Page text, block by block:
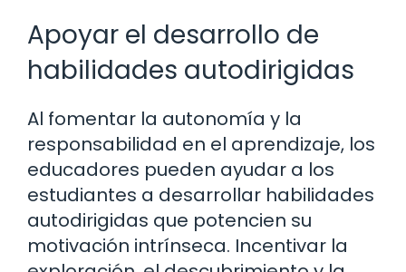
Apoyar el desarrollo de
habilidades autodirigidas
Al fomentar la autonomía y la
responsabilidad en el aprendizaje, los
educadores pueden ayudar a los
estudiantes a desarrollar habilidades
autodirigidas que potencien su
motivación intrínseca. Incentivar la